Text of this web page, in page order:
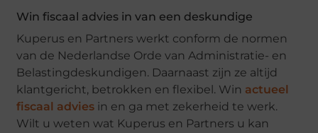
Win fiscaal advies in van een deskundige
Kuperus en Partners werkt conform de normen
van de Nederlandse Orde van Administratie- en
Belastingdeskundigen. Daarnaast zijn ze altijd
klantgericht, betrokken en flexibel. Win actueel
fiscaal advies in en ga met zekerheid te werk.
Wilt u weten wat Kuperus en Partners u kan